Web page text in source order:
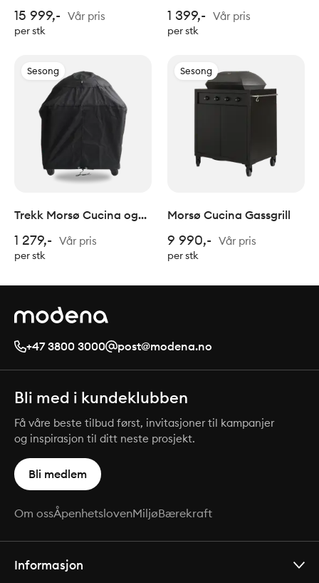
15 999,- Vår pris
per stk
1 399,- Vår pris
per stk
Sesong
Trekk Morsø Cucina og
1 279,- Vår pris
per stk
Sesong
Morsø Cucina Gassgrill
9 990,- Vår pris
per stk
+47 3800 3000 post@modena.no
Bli med i kundeklubben
Få våre beste tilbud først, invitasjoner til kampanjer
og inspirasjon til ditt neste prosjekt.
Bli medlem
Om ossÅpenhetslovenMiljøBærekraft
Informasjon